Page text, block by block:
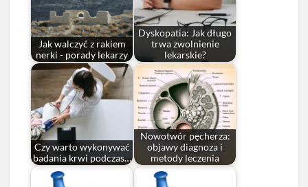
Jak walczyć z rakiem
nerki - porady lekarzy
Dyskopatia: Jak długo
trwa zwolnienie
lekarskie?
Czy warto wykonywać
badania krwi podczas…
Nowotwór pęcherza:
objawy diagnoza i
metody leczenia